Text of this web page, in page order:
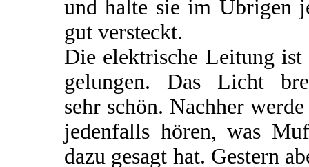
und halte sie im Übrigen
gut versteckt.
Die elektrische Leitung ist
gelungen. Das Licht
sehr schön. Nachher
jedenfalls hören, was
dazu gesagt hat. Gestern